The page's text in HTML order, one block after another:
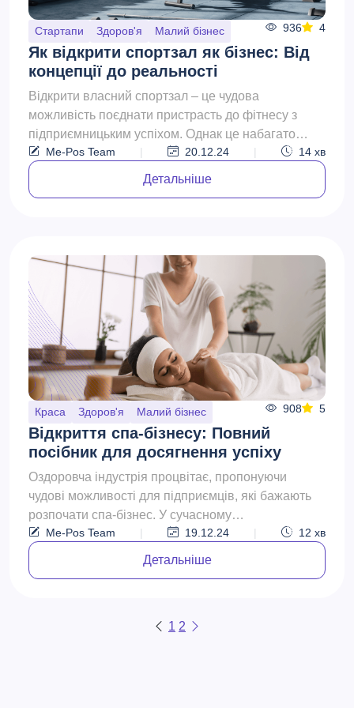
Стартапи Здоров'я Малий бізнес 936 4
Як відкрити спортзал як бізнес: Від
концепції до реальності
Відкрити власний спортзал – це чудова
можливість поєднати пристрасть до фітнесу з
підприємницьким успіхом. Однак це набагато
більше, ніж просто оренда...
Me-Pos Team | 20.12.24 | 14 хв
Детальніше
Краса Здоров'я Малий бізнес 908 5
Відкриття спа-бізнесу: Повний
посібник для досягнення успіху
Оздоровча індустрія процвітає, пропонуючи
чудові можливості для підприємців, які бажають
розпочати спа-бізнес. У сучасному
швидкоплинному світі все бі...
Me-Pos Team | 19.12.24 | 12 хв
Детальніше
1 2